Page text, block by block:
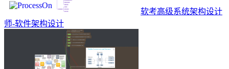
软考高级系统架构设计
师-软件架构设计